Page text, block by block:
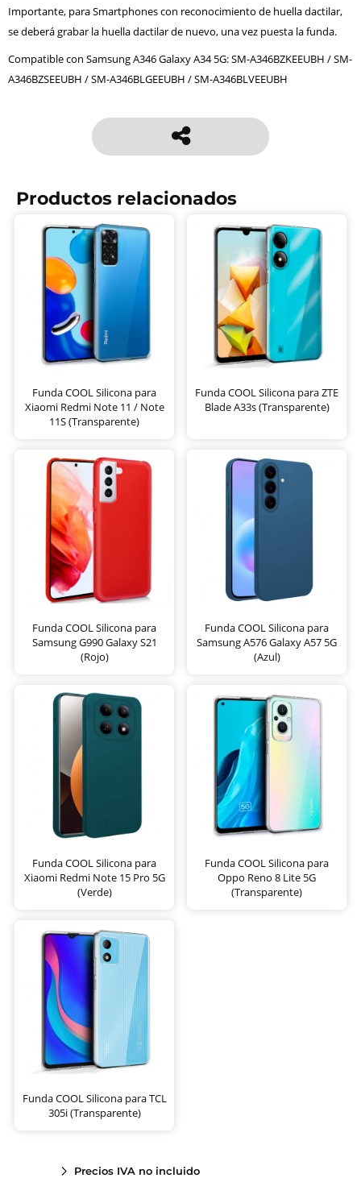
Importante, para Smartphones con reconocimiento de huella dactilar,
se deberá grabar la huella dactilar de nuevo, una vez puesta la funda.
Compatible con Samsung A346 Galaxy A34 5G: SM-A346BZKEEUBH / SM-
A346BZSEEUBH / SM-A346BLGEEUBH / SM-A346BLVEEUBH
Productos relacionados
Funda COOL Silicona para
Xiaomi Redmi Note 11 / Note
11S (Transparente)
Funda COOL Silicona para ZTE
Blade A33s (Transparente)
Funda COOL Silicona para
Samsung G990 Galaxy S21
(Rojo)
Funda COOL Silicona para
Samsung A576 Galaxy A57 5G
(Azul)
Funda COOL Silicona para
Xiaomi Redmi Note 15 Pro 5G
(Verde)
Funda COOL Silicona para
Oppo Reno 8 Lite 5G
(Transparente)
Funda COOL Silicona para TCL
305i (Transparente)
Precios IVA no incluido